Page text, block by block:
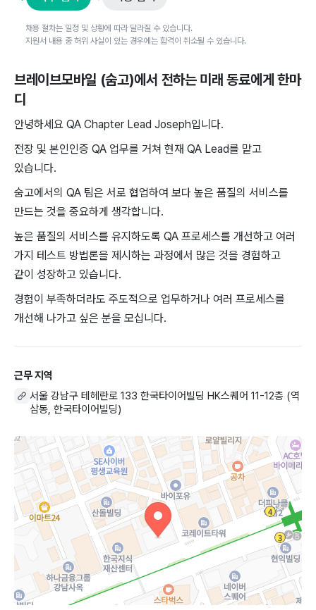
채용 절차는 일정 및 상황에 따라 달라질 수 있습니다.
지원서 내용 중 허위 사실이 있는 경우에는 합격이 취소될 수 있습니다.
브레이브모바일 (숨고)에서 전하는 미래 동료에게 한마
디
안녕하세요 QA Chapter Lead Joseph입니다.
전장 및 본인인증 QA 업무를 거쳐 현재 QA Lead를 맡고
있습니다.
숨고에서의 QA 팀은 서로 협업하여 보다 높은 품질의 서비스를
만드는 것을 중요하게 생각합니다.
높은 품질의 서비스를 유지하도록 QA 프로세스를 개선하고 여러
가지 테스트 방법론을 제시하는 과정에서 많은 것을 경험하고
같이 성장하고 있습니다.
경험이 부족하더라도 주도적으로 업무하거나 여러 프로세스를
개선해 나가고 싶은 분을 모십니다.
근무 지역
서울 강남구 테헤란로 133 한국타이어빌딩 HK스퀘어 11-12층 (역
삼동, 한국타이어빌딩)